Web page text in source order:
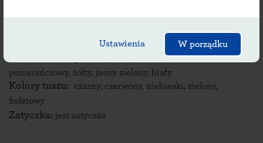
Ustawienia W porządku
60 x 23 mm
czarny, szary, niebieski, czerwony, zielony,
pomarańczowy, żółty, jasny zielony, biały
Kolory tuszu: czarny, czerwony, niebieski, zielony,
fioletowy
Zatyczka: jest zatyczka